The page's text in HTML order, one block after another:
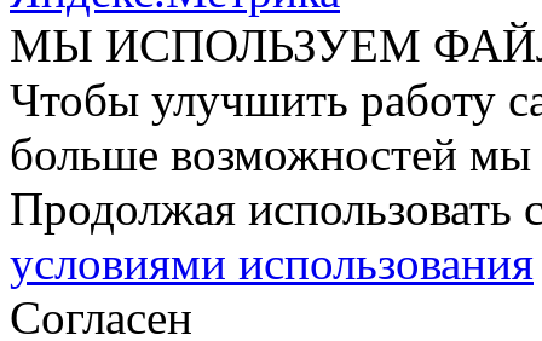
МЫ ИСПОЛЬЗУЕМ
Чтобы улучшить работу
больше возможностей
Продолжая использовать
условиями использования
Согласен